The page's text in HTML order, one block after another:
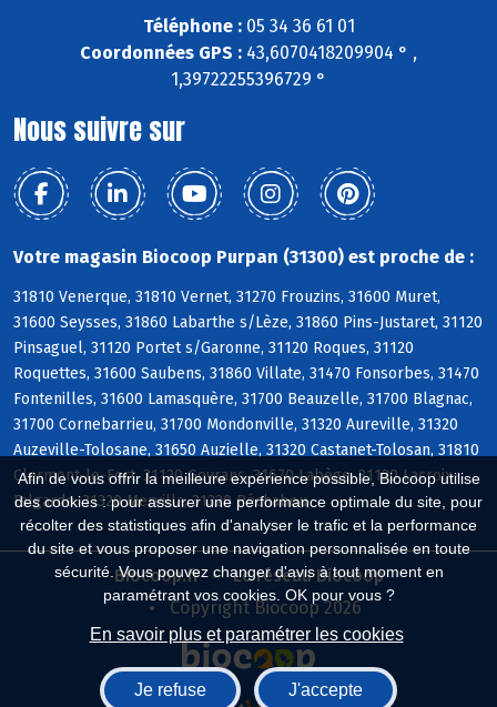
Afin de vous offrir la meilleure expérience possible, Biocoop utilise
des cookies : pour assurer une performance optimale du site, pour
récolter des statistiques afin d'analyser le trafic et la performance
du site et vous proposer une navigation personnalisée en toute
sécurité. Vous pouvez changer d'avis à tout moment en
paramétrant vos cookies. OK pour vous ?
En savoir plus et paramétrer les cookies
Je refuse J'accepte
Téléphone :05 34 36 61 01
Coordonnées GPS : 43,6070418209904 ° ,
1,39722255396729 °
Nous suivre sur
Votre magasin Biocoop Purpan (31300) est proche de :
31810 Venerque, 31810 Vernet, 31270 Frouzins, 31600 Muret,
31600 Seysses, 31860 Labarthe s/Lèze, 31860 Pins-Justaret, 31120
Pinsaguel, 31120 Portet s/Garonne, 31120 Roques, 31120
Roquettes, 31600 Saubens, 31860 Villate, 31470 Fonsorbes, 31470
Fontenilles, 31600 Lamasquère, 31700 Beauzelle, 31700 Blagnac,
31700 Cornebarrieu, 31700 Mondonville, 31320 Aureville, 31320
Auzeville-Tolosane, 31650 Auzielle, 31320 Castanet-Tolosan, 31810
Clermont-le-Fort, 31120 Goyrans, 31670 Labège, 31120 Lacroix-
Falgarde, 31320 Mervilla, 31320 Péchabou
Biocoop.fr
Le réseau Biocoop
Copyright Biocoop 2026